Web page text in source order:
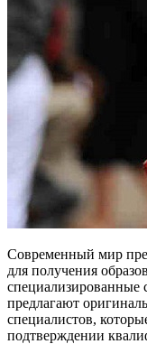
Современный мир
для получения
предлагают
специалистов,
подтверждении